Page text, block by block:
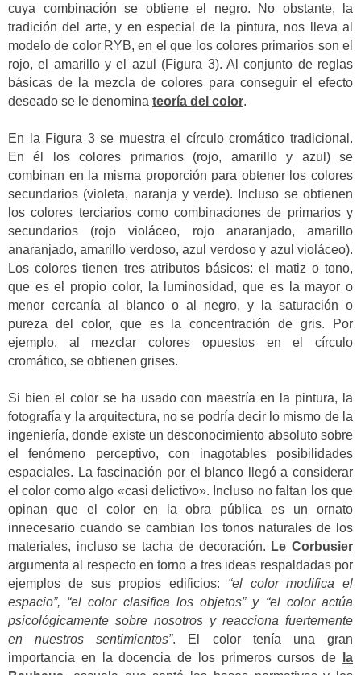
cuya combinación se obtiene el negro. No obstante, la
tradición del arte, y en especial de la pintura, nos lleva al
modelo de color RYB, en el que los colores primarios son el
rojo, el amarillo y el azul (Figura 3). Al conjunto de reglas
básicas de la mezcla de colores para conseguir el efecto
deseado se le denomina teoría del color.
En la Figura 3 se muestra el círculo cromático tradicional.
En él los colores primarios (rojo, amarillo y azul) se
combinan en la misma proporción para obtener los colores
secundarios (violeta, naranja y verde). Incluso se obtienen
los colores terciarios como combinaciones de primarios y
secundarios (rojo violáceo, rojo anaranjado, amarillo
anaranjado, amarillo verdoso, azul verdoso y azul violáceo).
Los colores tienen tres atributos básicos: el matiz o tono,
que es el propio color, la luminosidad, que es la mayor o
menor cercanía al blanco o al negro, y la saturación o
pureza del color, que es la concentración de gris. Por
ejemplo, al mezclar colores opuestos en el círculo
cromático, se obtienen grises.
Si bien el color se ha usado con maestría en la pintura, la
fotografía y la arquitectura, no se podría decir lo mismo de la
ingeniería, donde existe un desconocimiento absoluto sobre
el fenómeno perceptivo, con inagotables posibilidades
espaciales. La fascinación por el blanco llegó a considerar
el color como algo «casi delictivo». Incluso no faltan los que
opinan que el color en la obra pública es un ornato
innecesario cuando se cambian los tonos naturales de los
materiales, incluso se tacha de decoración. Le Corbusier
argumenta al respecto en torno a tres ideas respaldadas por
ejemplos de sus propios edificios: “el color modifica el
espacio”, “el color clasifica los objetos” y “el color actúa
psicológicamente sobre nosotros y reacciona fuertemente
en nuestros sentimientos”. El color tenía una gran
importancia en la docencia de los primeros cursos de
la